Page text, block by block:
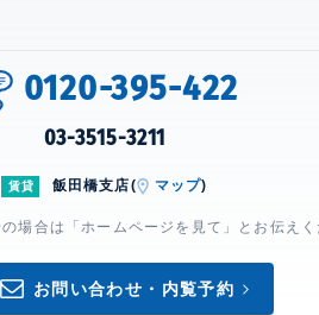
0120-395-422
03-3515-3211
賃貸 飯田橋支店( マップ)
場合は「ホームページを見て」とお伝えく
お問い合わせ・内覧予約